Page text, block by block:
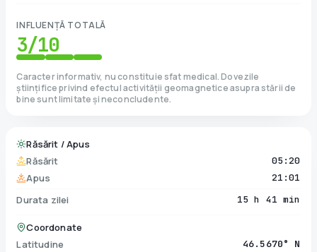
INFLUENȚĂ TOTALĂ
3/10
Caracter informativ, nu constituie sfat medical. Dovezile
științifice privind efectul activității geomagnetice asupra stării de
bine sunt limitate și neconcludente.
Răsărit / Apus
Răsărit
05:20
Apus 21:01
Durata zilei 15 h 41 min
Coordonate
Latitudine
46.5670° N